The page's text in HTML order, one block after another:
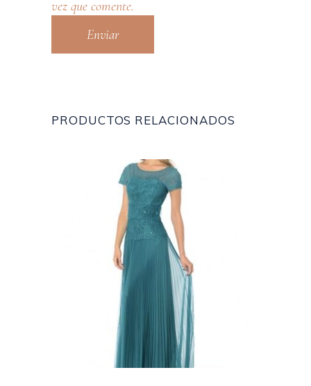
vez que comente.
PRODUCTOS RELACIONADOS